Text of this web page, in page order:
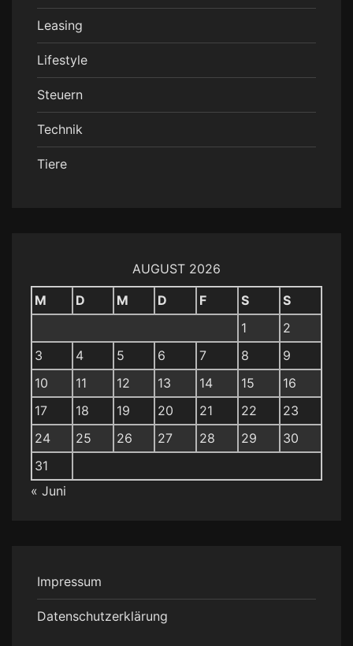
Leasing
Lifestyle
Steuern
Technik
Tiere
AUGUST 2026
M
D M D F S
S
1
2
3
4 5 6 7 8
9
10
11 12 13 14 15
16
17
18 19 20 21 22
23
24
25 26 27 28 29
30
31
« Juni
Impressum
Datenschutzerklärung